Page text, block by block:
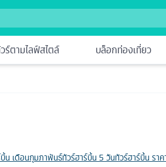
ร์ตามไลฟ์สไตล์ บล็อกท่องเที่ยว
น เดือนกุมภาพันธ์ทัวร์ฮาร์บิ้น 5 วันทัวร์ฮาร์บิ้น รา